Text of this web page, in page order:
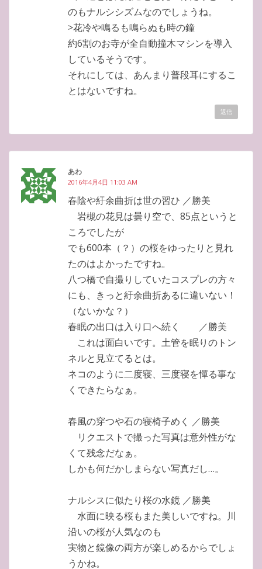
のもナルシシズムなのでしょうね。
>花冷や鳴るも鳴らぬも時の鐘
約6割のお寺が全自動撞木マシンを導入
しているそうです。
それにしては、あんまり普段耳にするこ
とはないですね。
返信
あわ
2016年4月4日 11:03 AM
春陰や紆余曲折は世の習ひ ／勝美
岩槻の花見は曇り空で、85点というと
ころでしたが
でも600本（？）の桜をゆったりと見れ
たのはよかったですね。
八つ橋で自撮りしていたコスプレの方々
にも、きっと紆余曲折あるに違いない！
（ないかな？）
春眠の出口は入り口へ続く ／勝美
これは面白いです。土管を眠りのトン
ネルと見立てるとは。
ネコのように二度寝、三度寝を憚る事な
くできたらなぁ。
春風の穿つや石の寝椅子めく ／勝美
リクエストで撮った写真は意外性がな
くて残念だなぁ。
しかも何だかしまらない写真だし…。
ナルシスに似たり桜の水鏡 ／勝美
水面に映る桜もまた美しいですね。川
沿いの桜が人気なのも
実物と鏡像の両方が楽しめるからでしょ
うかね。